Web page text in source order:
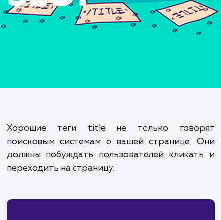
SEO?
Хорошие теги title не только